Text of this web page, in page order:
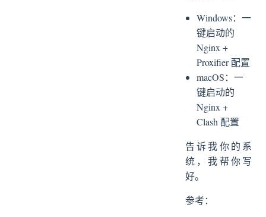
Windows：一
键启动的
Nginx +
Proxifier 配置
macOS：一
键启动的
Nginx +
Clash 配置
告诉我你的系
统，我帮你写
好。
参考：